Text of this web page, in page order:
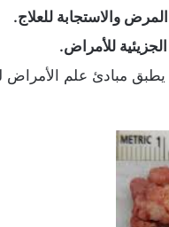
المرض والاستجابة للعلاج.
للأمراض.
يطبق مبادئ علم